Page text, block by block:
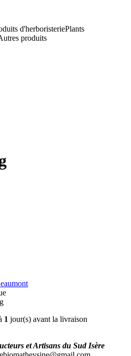
d'herboristeriePlants
produits
1 jour(s) avant la livraison
et Artisans du Sud Isère